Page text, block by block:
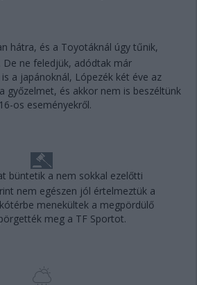
hátra, és a Toyotáknál úgy tűnik,
De ne feledjük, adódtak már
a japánoknál, Lópezék két éve az
győzelmet, és akkor nem is beszéltünk
os eseményekről.
büntetik a nem sokkal ezelőtti
nem egészen jól értelmeztük a
menekültek a megpördülő
meg a TF Sportot.